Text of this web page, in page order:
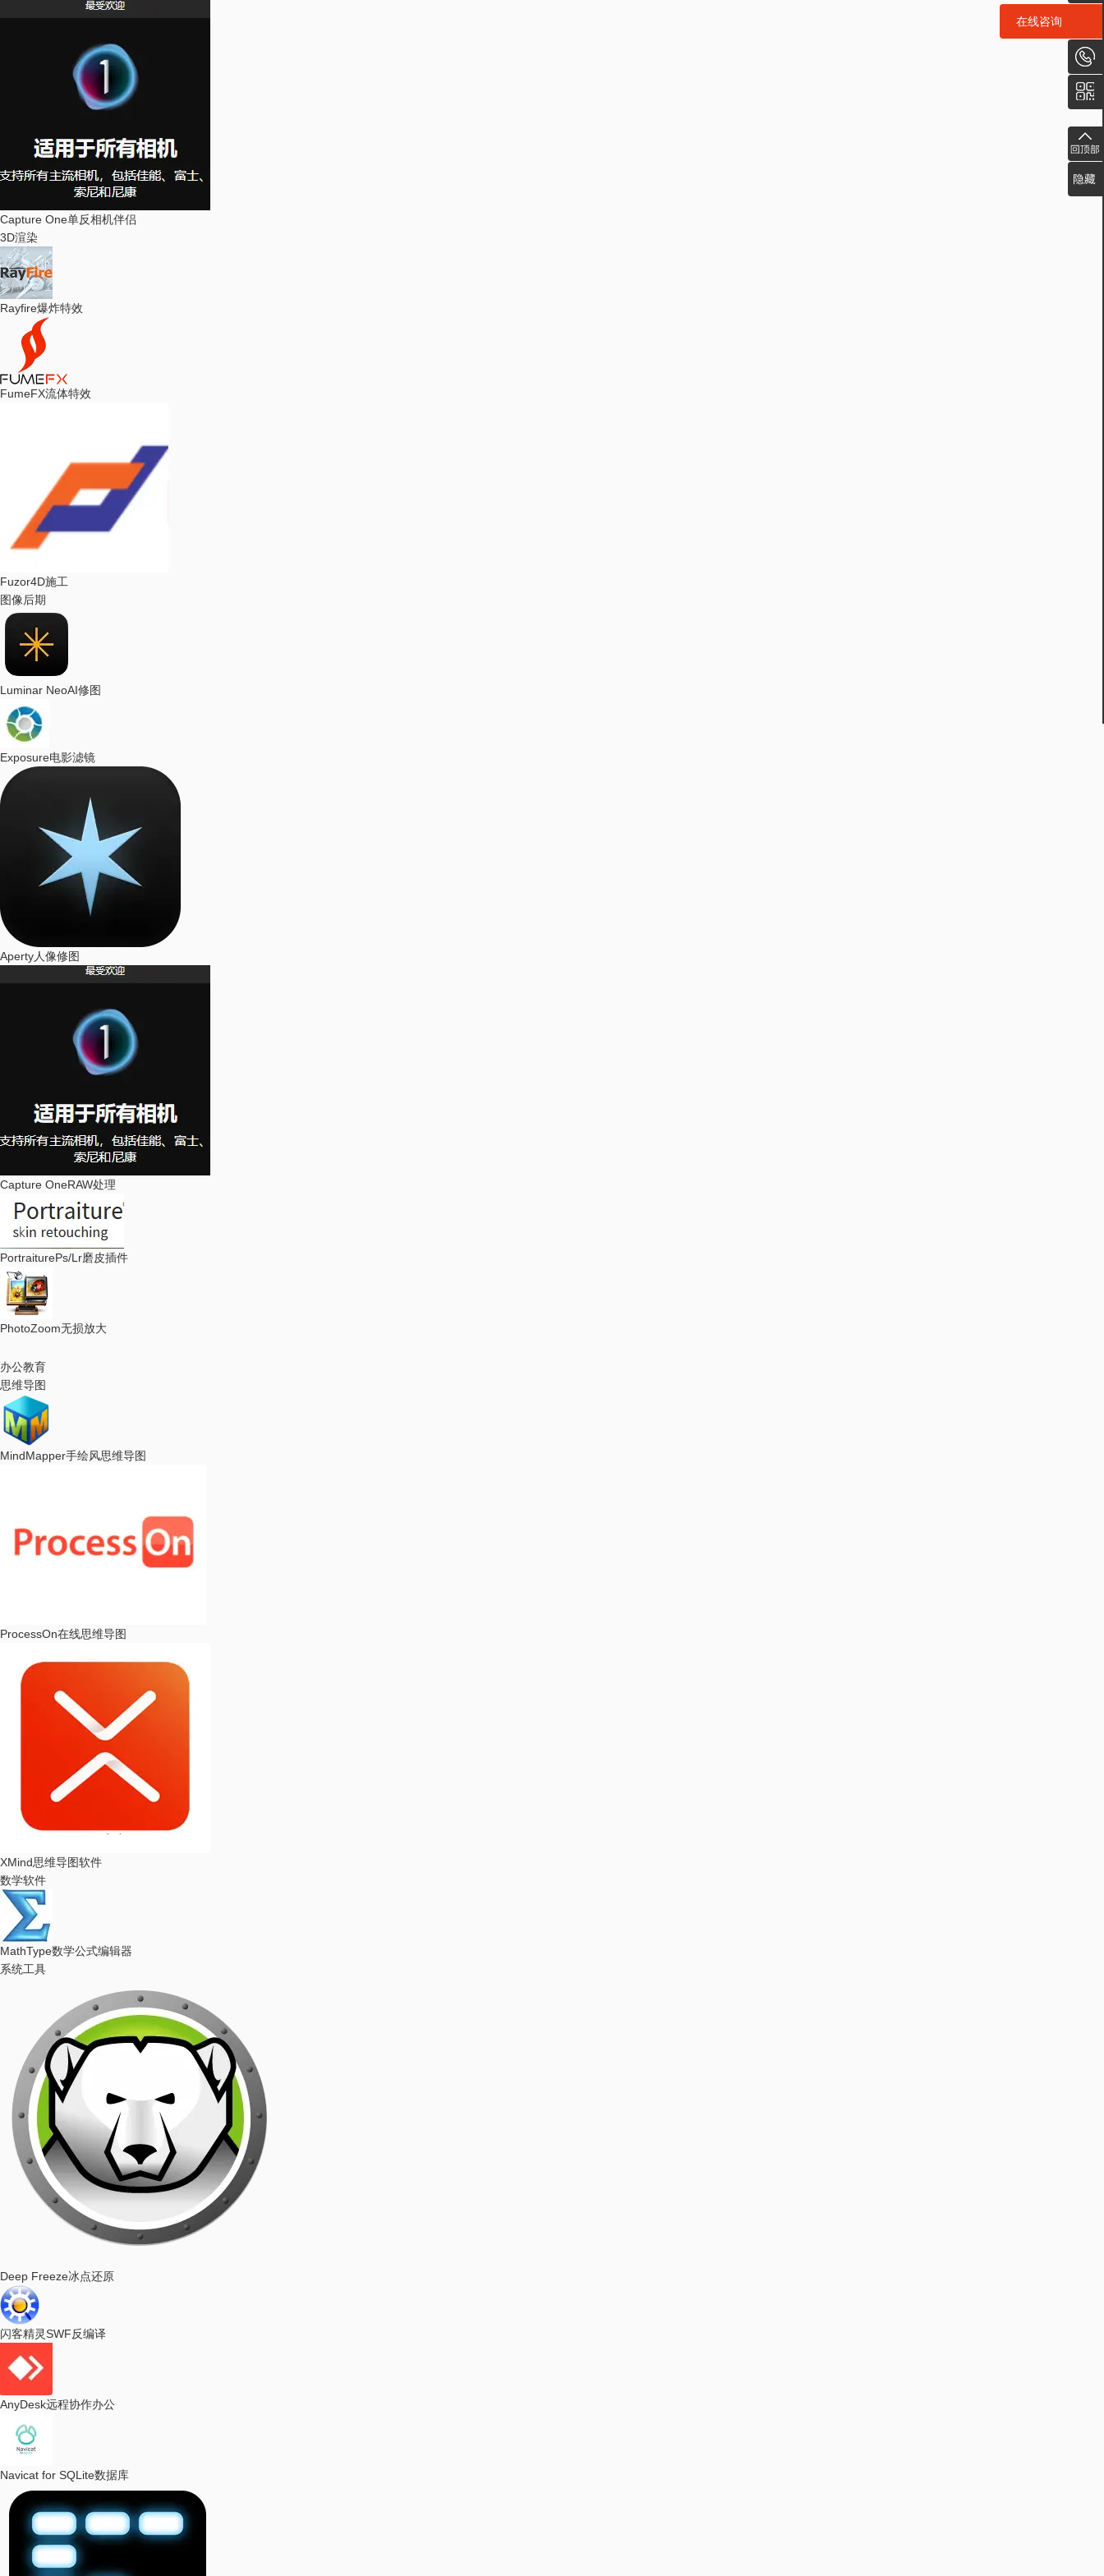
Capture One单反相机伴侣
3D渲染
Rayfire爆炸特效
FumeFX流体特效
Fuzor4D施工
图像后期
Luminar NeoAI修图
Exposure电影滤镜
Aperty人像修图
Capture OneRAW处理
PortraiturePs/Lr磨皮插件
PhotoZoom无损放大
办公教育
思维导图
MindMapper手绘风思维导图
ProcessOn在线思维导图
XMind思维导图软件
数学软件
MathType数学公式编辑器
系统工具
Deep Freeze冰点还原
闪客精灵SWF反编译
AnyDesk远程协作办公
Navicat for SQLite数据库
在线咨询
在线咨询